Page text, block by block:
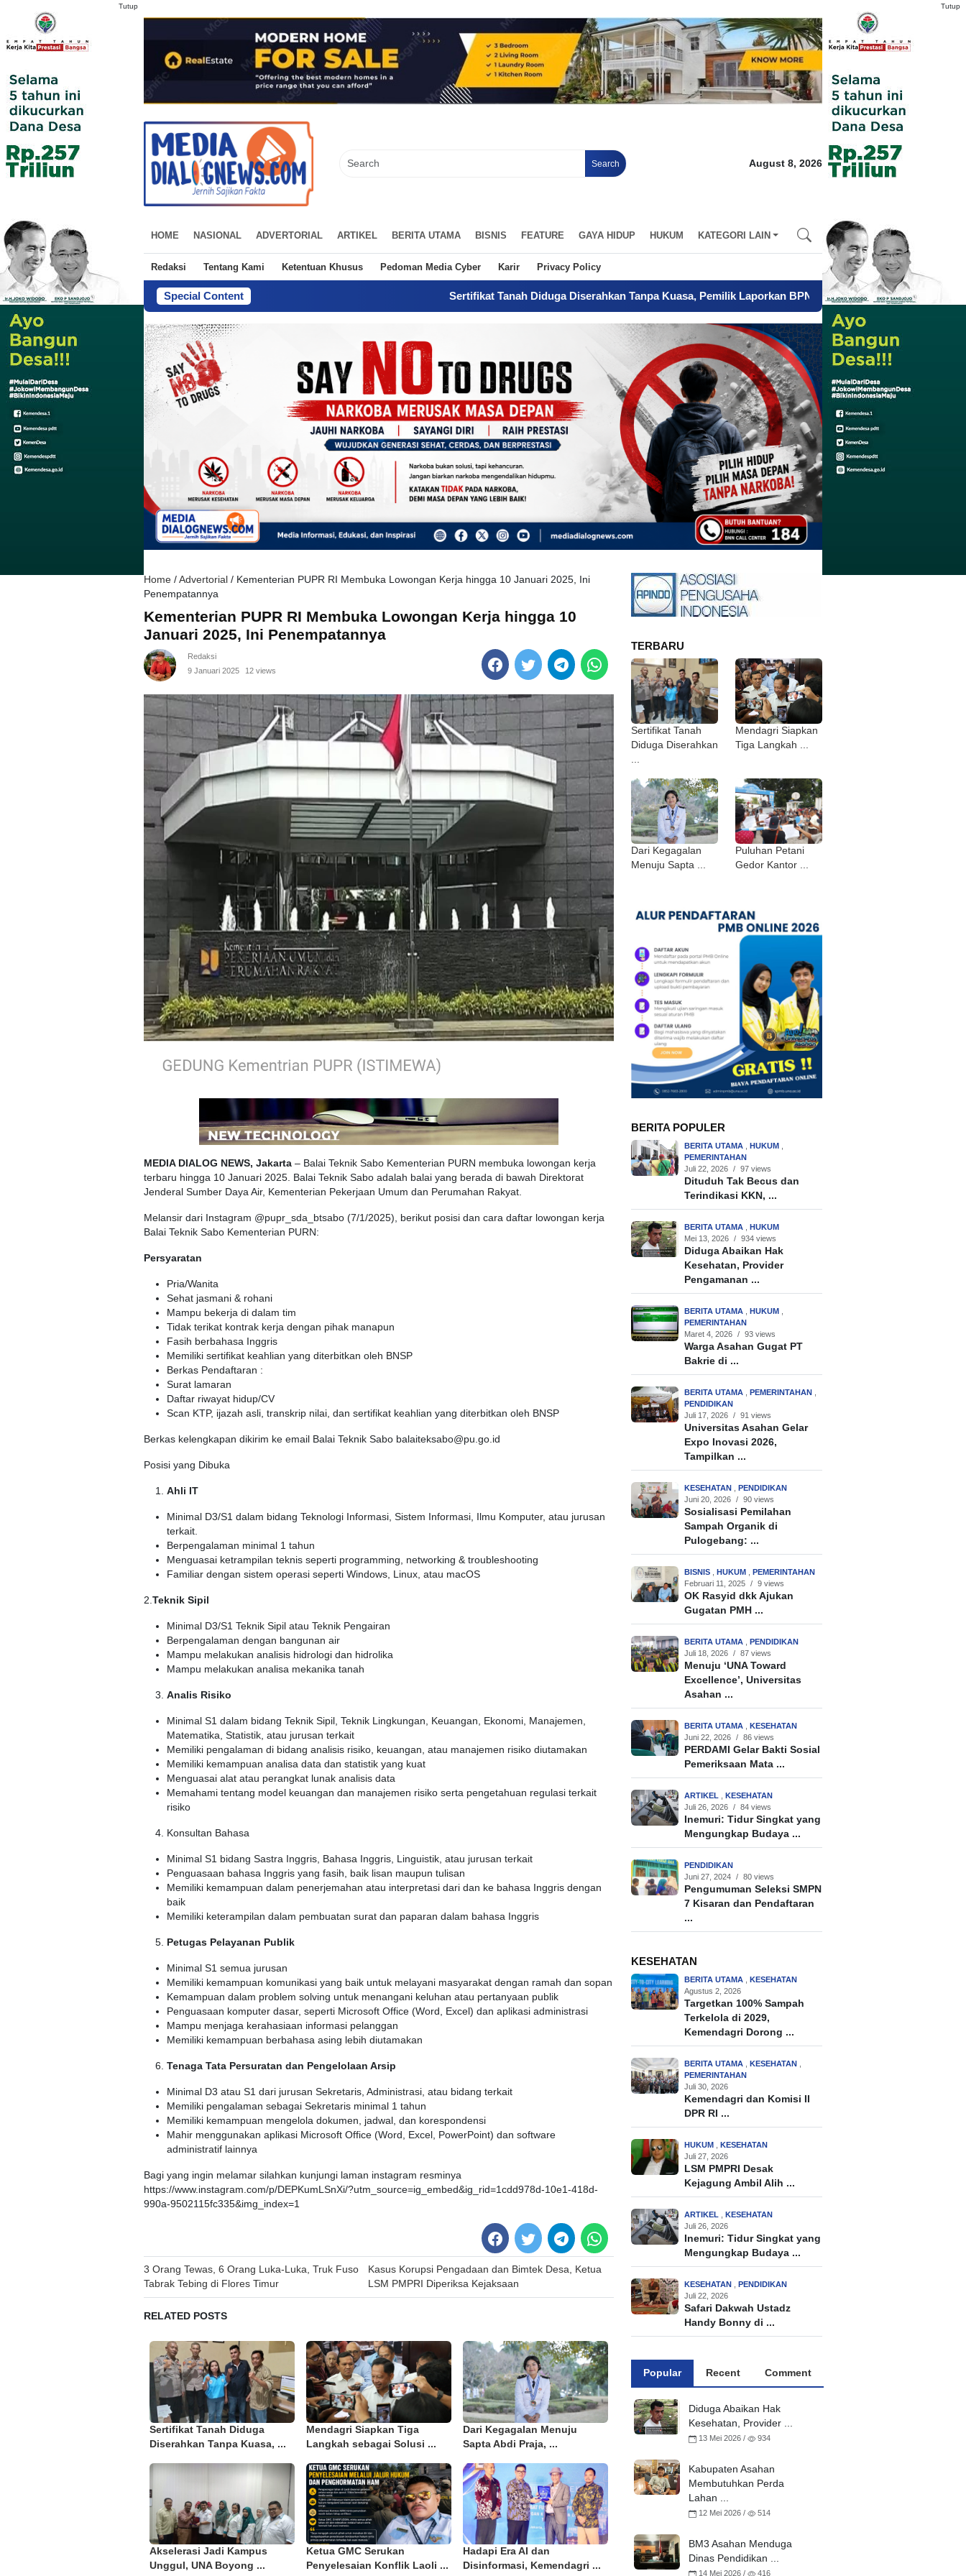
Search August 8, 2026
HOME NASIONAL ADVERTORIAL ARTIKEL BERITA UTAMA BISNIS FEATURE GAYA HIDUP HUKUM KATEGORI LAIN
Redaksi Tentang Kami Ketentuan Khusus Pedoman Media Cyber Karir Privacy Policy
Special Content Sertifikat Tanah Diduga Diserahkan Tanpa Kuasa, Pemilik Laporkan BPN Parepare ke Polisi- Mendagri Siapkan Tiga
Home / Advertorial / Kementerian PUPR RI Membuka Lowongan Kerja hingga 10 Januari 2025, Ini
Penempatannya
Kementerian PUPR RI Membuka Lowongan Kerja hingga 10
Januari 2025, Ini Penempatannya
Redaksi
9 Januari 2025
12 views
MEDIA DIALOG NEWS, Jakarta – Balai Teknik Sabo Kementerian PURN membuka lowongan kerja
terbaru hingga 10 Januari 2025. Balai Teknik Sabo adalah balai yang berada di bawah Direktorat
Jenderal Sumber Daya Air, Kementerian Pekerjaan Umum dan Perumahan Rakyat.
Melansir dari Instagram @pupr_sda_btsabo (7/1/2025), berikut posisi dan cara daftar lowongan kerja
Balai Teknik Sabo Kementerian PURN:
Persyaratan
Pria/Wanita
Sehat jasmani & rohani
Mampu bekerja di dalam tim
Tidak terikat kontrak kerja dengan pihak manapun
Fasih berbahasa Inggris
Memiliki sertifikat keahlian yang diterbitkan oleh BNSP
Berkas Pendaftaran :
Surat lamaran
Daftar riwayat hidup/CV
Scan KTP, ijazah asli, transkrip nilai, dan sertifikat keahlian yang diterbitkan oleh BNSP
Berkas kelengkapan dikirim ke email Balai Teknik Sabo balaiteksabo@pu.go.id
Posisi yang Dibuka
Ahli IT
Minimal D3/S1 dalam bidang Teknologi Informasi, Sistem Informasi, Ilmu Komputer, atau jurusan
terkait.
Berpengalaman minimal 1 tahun
Menguasai ketrampilan teknis seperti programming, networking & troubleshooting
Familiar dengan sistem operasi seperti Windows, Linux, atau macOS
2. Teknik Sipil
Minimal D3/S1 Teknik Sipil atau Teknik Pengairan
Berpengalaman dengan bangunan air
Mampu melakukan analisis hidrologi dan hidrolika
Mampu melakukan analisa mekanika tanah
Analis Risiko
Minimal S1 dalam bidang Teknik Sipil, Teknik Lingkungan, Keuangan, Ekonomi, Manajemen,
Matematika, Statistik, atau jurusan terkait
Memiliki pengalaman di bidang analisis risiko, keuangan, atau manajemen risiko diutamakan
Memiliki kemampuan analisa data dan statistik yang kuat
Menguasai alat atau perangkat lunak analisis data
Memahami tentang model keuangan dan manajemen risiko serta pengetahuan regulasi terkait
risiko
Konsultan Bahasa
Minimal S1 bidang Sastra Inggris, Bahasa Inggris, Linguistik, atau jurusan terkait
Penguasaan bahasa Inggris yang fasih, baik lisan maupun tulisan
Memiliki kemampuan dalam penerjemahan atau interpretasi dari dan ke bahasa Inggris dengan
baik
Memiliki keterampilan dalam pembuatan surat dan paparan dalam bahasa Inggris
Petugas Pelayanan Publik
Minimal S1 semua jurusan
Memiliki kemampuan komunikasi yang baik untuk melayani masyarakat dengan ramah dan sopan
Kemampuan dalam problem solving untuk menangani keluhan atau pertanyaan publik
Penguasaan komputer dasar, seperti Microsoft Office (Word, Excel) dan aplikasi administrasi
Mampu menjaga kerahasiaan informasi pelanggan
Memiliki kemampuan berbahasa asing lebih diutamakan
Tenaga Tata Persuratan dan Pengelolaan Arsip
Minimal D3 atau S1 dari jurusan Sekretaris, Administrasi, atau bidang terkait
Memiliki pengalaman sebagai Sekretaris minimal 1 tahun
Memiliki kemampuan mengelola dokumen, jadwal, dan korespondensi
Mahir menggunakan aplikasi Microsoft Office (Word, Excel, PowerPoint) dan software
administratif lainnya
Bagi yang ingin melamar silahkan kunjungi laman instagram resminya
https://www.instagram.com/p/DEPKumLSnXi/?utm_source=ig_embed&ig_rid=1cdd978d-10e1-418d-
990a-9502115fc335&img_index=1
Post
navigation
3 Orang Tewas, 6 Orang Luka-Luka, Truk Fuso
Tabrak Tebing di Flores Timur
Kasus Korupsi Pengadaan dan Bimtek Desa, Ketua
LSM PMPRI Diperiksa Kejaksaan
RELATED POSTS
Sertifikat Tanah Diduga
Diserahkan Tanpa Kuasa, ...
Mendagri Siapkan Tiga
Langkah sebagai Solusi ...
Dari Kegagalan Menuju
Sapta Abdi Praja, ...
Akselerasi Jadi Kampus
Unggul, UNA Boyong ...
Ketua GMC Serukan
Penyelesaian Konflik Laoli ...
Hadapi Era AI dan
Disinformasi, Kemendagri ...
TERBARU
Sertifikat Tanah
Diduga Diserahkan
...
Mendagri Siapkan
Tiga Langkah ...
Dari Kegagalan
Menuju Sapta ...
Puluhan Petani
Gedor Kantor ...
BERITA POPULER
BERITA UTAMA , HUKUM ,
PEMERINTAHAN
Juli 22, 2026
/ 97 views
Dituduh Tak Becus dan
Terindikasi KKN, ...
BERITA UTAMA , HUKUM
Mei 13, 2026
/ 934 views
Diduga Abaikan Hak
Kesehatan, Provider
Pengamanan ...
BERITA UTAMA , HUKUM ,
PEMERINTAHAN
Maret 4, 2026
/ 93 views
Warga Asahan Gugat PT
Bakrie di ...
BERITA UTAMA , PEMERINTAHAN ,
PENDIDIKAN
Juli 17, 2026
/ 91 views
Universitas Asahan Gelar
Expo Inovasi 2026,
Tampilkan ...
KESEHATAN , PENDIDIKAN
Juni 20, 2026
/ 90 views
Sosialisasi Pemilahan
Sampah Organik di
Pulogebang: ...
BISNIS , HUKUM , PEMERINTAHAN
Februari 11, 2025
/ 9 views
OK Rasyid dkk Ajukan
Gugatan PMH ...
BERITA UTAMA , PENDIDIKAN
Juli 18, 2026
/ 87 views
Menuju ‘UNA Toward
Excellence’, Universitas
Asahan ...
BERITA UTAMA , KESEHATAN
Juni 22, 2026
/ 86 views
PERDAMI Gelar Bakti Sosial
Pemeriksaan Mata ...
ARTIKEL , KESEHATAN
Juli 26, 2026
/ 84 views
Inemuri: Tidur Singkat yang
Mengungkap Budaya ...
PENDIDIKAN
Juni 27, 2024
/ 80 views
Pengumuman Seleksi SMPN
7 Kisaran dan Pendaftaran
...
KESEHATAN
BERITA UTAMA , KESEHATAN
Agustus 2, 2026
Targetkan 100% Sampah
Terkelola di 2029,
Kemendagri Dorong ...
BERITA UTAMA , KESEHATAN ,
PEMERINTAHAN
Juli 30, 2026
Kemendagri dan Komisi II
DPR RI ...
HUKUM , KESEHATAN
Juli 27, 2026
LSM PMPRI Desak
Kejagung Ambil Alih ...
ARTIKEL , KESEHATAN
Juli 26, 2026
Inemuri: Tidur Singkat yang
Mengungkap Budaya ...
KESEHATAN , PENDIDIKAN
Juli 22, 2026
Safari Dakwah Ustadz
Handy Bonny di ...
Popular Recent Comment
Diduga Abaikan Hak
Kesehatan, Provider ...
13 Mei 2026 / 934
Kabupaten Asahan
Membutuhkan Perda
Lahan ...
12 Mei 2026 / 514
BM3 Asahan Menduga
Dinas Pendidikan ...
14 Mei 2026 / 416
Tutup
Tutup